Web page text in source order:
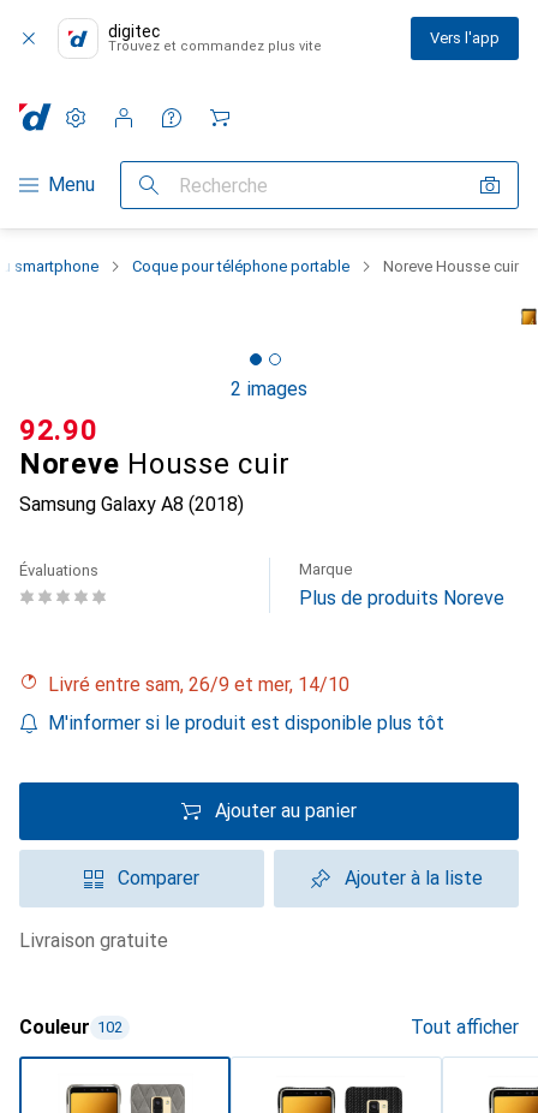
digitec
Trouvez et commandez plus vite Vers l'app
Navigation par catégorie
Menu Recherche
Paramètres
Compte client
Listes de comparaison
Listes d'envies
Panier
smartphone Coque pour téléphone portable Noreve Housse cuir
2 images
Noreve Housse cuir
Samsung Galaxy A8 (2018)
CHF
92.90
Évaluations Marque
Plus de produits Noreve
Livré entre sam, 26/9 et mer, 14/10
M'informer si le produit est disponible plus tôt
Ajouter au panier
Comparer Ajouter à la liste
livraison gratuite
Couleur 102 Tout afficher